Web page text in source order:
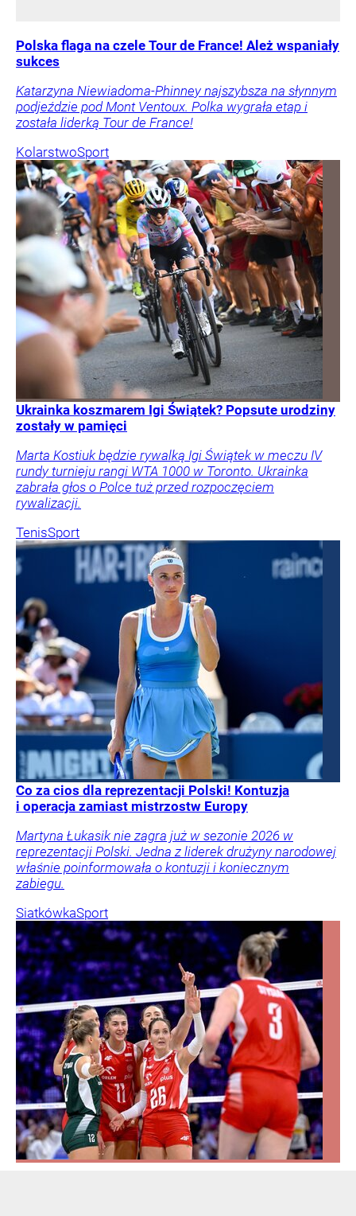
Polska flaga na czele Tour de France! Ależ wspaniały
sukces
Katarzyna Niewiadoma-Phinney najszybsza na słynnym
podjeździe pod Mont Ventoux. Polka wygrała etap i
została liderką Tour de France!
KolarstwoSport
Ukrainka koszmarem Igi Świątek? Popsute urodziny
zostały w pamięci
Marta Kostiuk będzie rywalką Igi Świątek w meczu IV
rundy turnieju rangi WTA 1000 w Toronto. Ukrainka
zabrała głos o Polce tuż przed rozpoczęciem
rywalizacji.
TenisSport
Co za cios dla reprezentacji Polski! Kontuzja
i operacja zamiast mistrzostw Europy
Martyna Łukasik nie zagra już w sezonie 2026 w
reprezentacji Polski. Jedna z liderek drużyny narodowej
właśnie poinformowała o kontuzji i koniecznym
zabiegu.
SiatkówkaSport